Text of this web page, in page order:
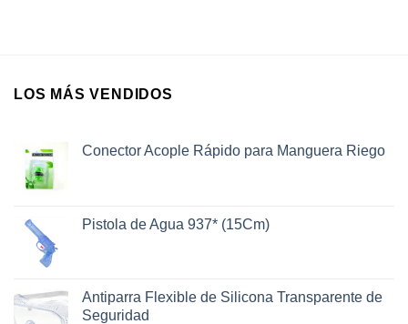
LOS MÁS VENDIDOS
Conector Acople Rápido para Manguera Riego
Pistola de Agua 937* (15Cm)
Antiparra Flexible de Silicona Transparente de
Seguridad